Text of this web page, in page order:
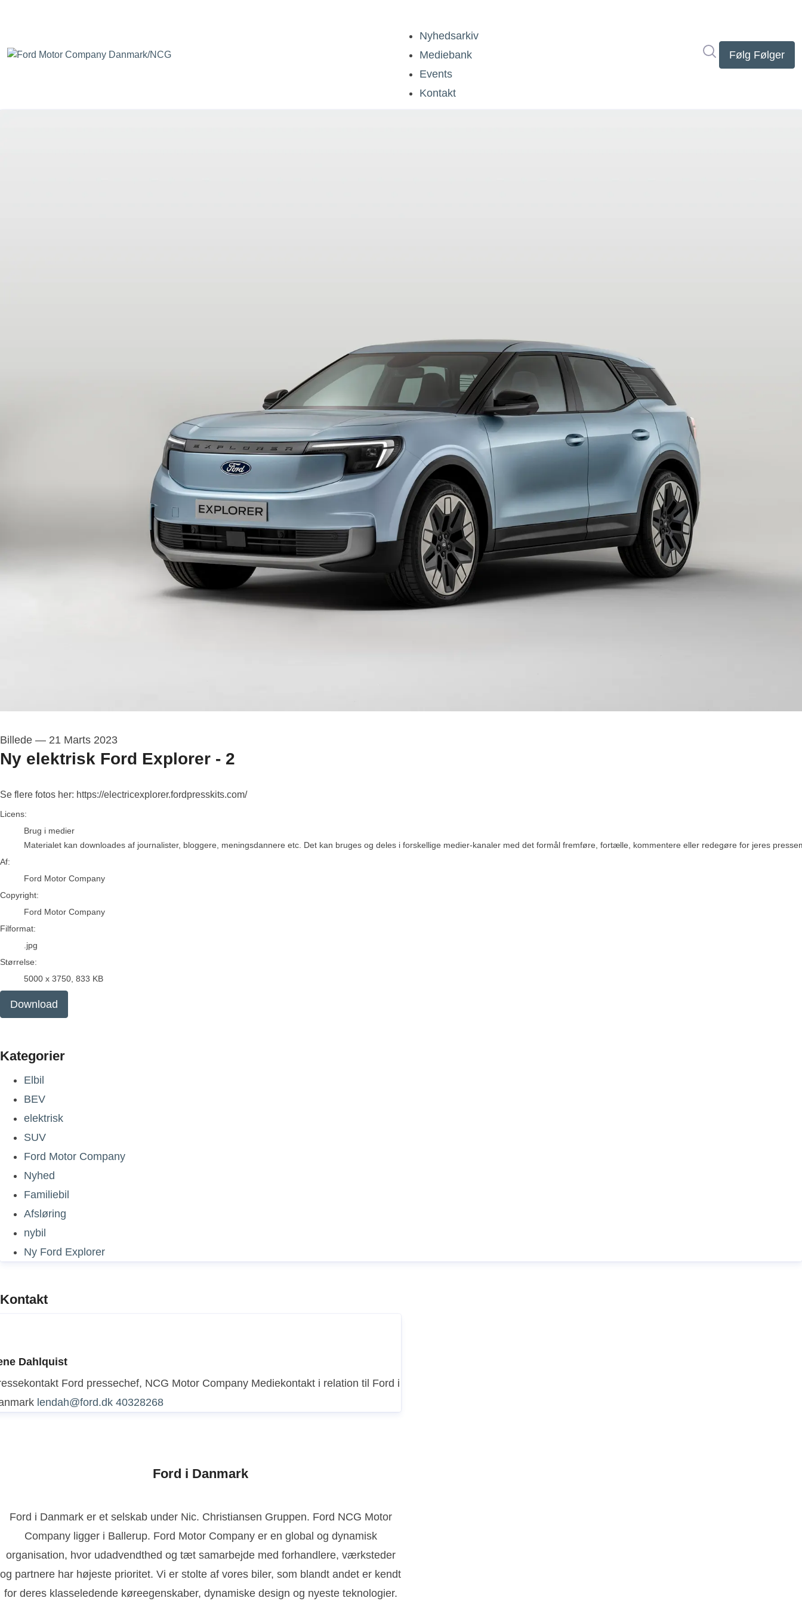
Nyhedsarkiv
Mediebank
Events
Kontakt
Følg Følger
Billede — 21 Marts 2023
Ny elektrisk Ford Explorer - 2
Se flere fotos her: https://electricexplorer.fordpresskits.com/
Ford Motor Company
Licens:
Brug i medier
Materialet kan downloades af journalister, bloggere, meningsdannere etc. Det kan bruges og deles i forskellige medier-kanaler med det formål fremføre, fortælle, kommentere eller redegøre for jeres
Af:
Ford Motor Company
Copyright:
Ford Motor Company
Filformat:
.jpg
Størrelse:
5000 x 3750, 833 KB
Download
Kategorier
Elbil
BEV
elektrisk
SUV
Ford Motor Company
Nyhed
Familiebil
Afsløring
nybil
Ny Ford Explorer
Kontakt
Dahlquist
Ford pressechef, NCG Motor Company Mediekontakt i relation til Ford i
lendah@ford.dk 40328268
Ford i Danmark
Ford i Danmark er et selskab under Nic. Christiansen Gruppen. Ford NCG Motor
Company ligger i Ballerup. Ford Motor Company er en global og dynamisk
organisation, hvor udadvendthed og tæt samarbejde med forhandlere, værksteder
og partnere har højeste prioritet. Vi er stolte af vores biler, som blandt andet er kendt
for deres klasseledende køreegenskaber, dynamiske design og nyeste teknologier.